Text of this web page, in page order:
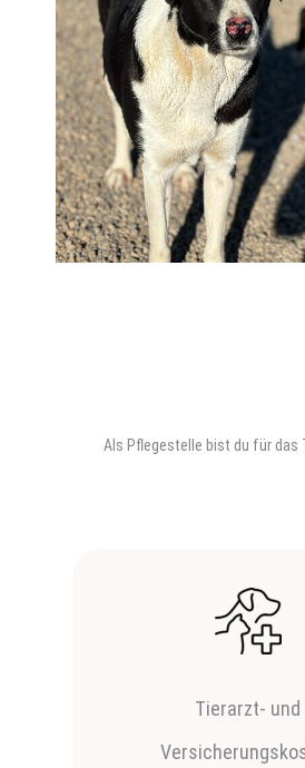
Als Pflegestelle bist du für das
Tierarzt- und